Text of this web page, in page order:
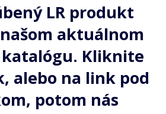
LR produkt
aktuálnom
Kliknite
alebo na link pod
potom nás